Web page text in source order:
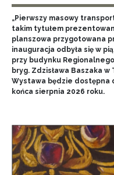
„Pierwszy masowy
takim tytułem
planszowa przygotowana
inauguracja odbyła się w
przy budynku
bryg. Zdzisława Baszaka w
Wystawa będzie dostępna
końca sierpnia 2026 roku.